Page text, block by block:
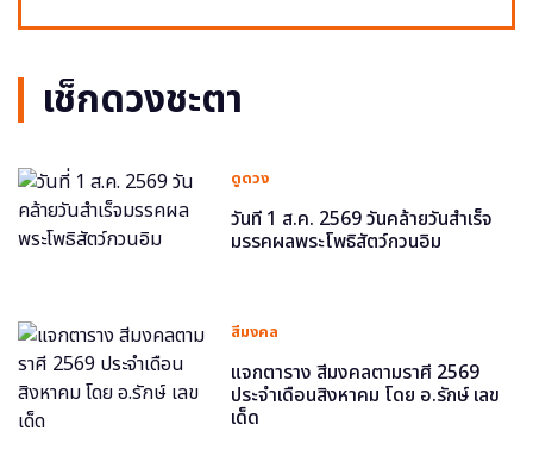
เช็กดวงชะตา
ดูดวง
วันที่ 1 ส.ค. 2569 วันคล้ายวันสำเร็จ
มรรคผลพระโพธิสัตว์กวนอิม
สีมงคล
แจกตาราง สีมงคลตามราศี 2569
ประจำเดือนสิงหาคม โดย อ.รักษ์ เลข
เด็ด